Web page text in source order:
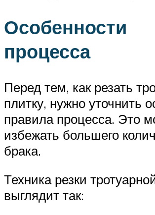
Особенности
процесса
Перед тем, как резать
плитку, нужно уточнить
правила процесса. Это
избежать большего
брака.
Техника резки
выглядит так: